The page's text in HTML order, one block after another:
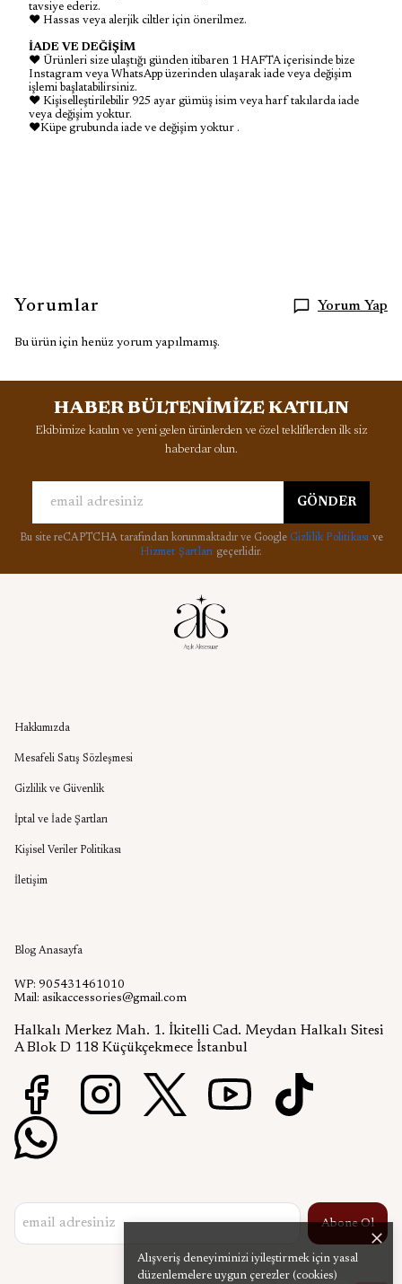
Alışveriş deneyiminizi iyileştirmek için yasal
düzenlemelere uygun çerezler (cookies)
tavsiye ederiz.
♥ Hassas veya alerjik ciltler için önerilmez.
İADE VE DEĞİŞİM
♥ Ürünleri size ulaştığı günden itibaren 1 HAFTA içerisinde bize
Instagram veya WhatsApp üzerinden ulaşarak iade veya değişim
işlemi başlatabilirsiniz.
♥ Kişiselleştirilebilir 925 ayar gümüş isim veya harf takılarda iade
veya değişim yoktur.
♥Küpe grubunda iade ve değişim yoktur .
Yorumlar Yorum Yap
Bu ürün için henüz yorum yapılmamış.
HABER BÜLTENİMİZE KATILIN
Ekibimize katılın ve yeni gelen ürünlerden ve özel tekliflerden ilk siz
haberdar olun.
GÖNDER
Bu site reCAPTCHA tarafından korunmaktadır ve Google Gizlilik Politikası ve
Hizmet Şartları geçerlidir.
Hakkımızda
Mesafeli Satış Sözleşmesi
Gizlilik ve Güvenlik
İptal ve İade Şartları
Kişisel Veriler Politikası
İletişim
Blog Anasayfa
WP: 905431461010
Mail: asikaccessories@gmail.com
Halkalı Merkez Mah. 1. İkitelli Cad. Meydan Halkalı Sitesi
A Blok D 118 Küçükçekmece İstanbul
Abone Ol